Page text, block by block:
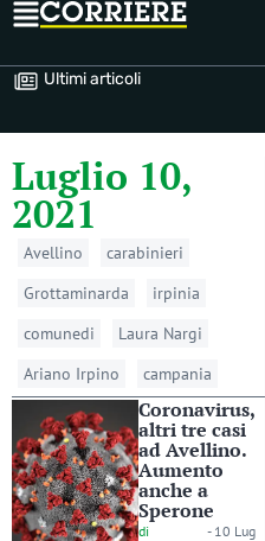
Ultimi articoli
Luglio 10,
2021
Avellino
carabinieri
Grottaminarda
irpinia
comunedi
Laura Nargi
Ariano Irpino
campania
Coronavirus,
altri tre casi
ad Avellino.
Aumento
anche a
Sperone
di
- 10 Lug